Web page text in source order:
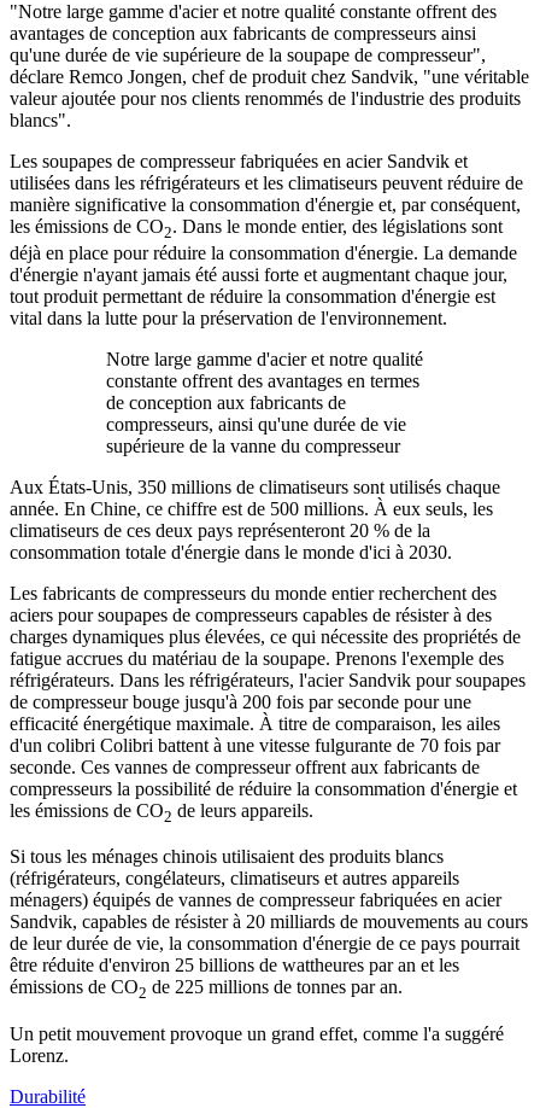
"Notre large gamme d'acier et notre qualité constante offrent des
avantages de conception aux fabricants de compresseurs ainsi
qu'une durée de vie supérieure de la soupape de compresseur",
déclare Remco Jongen, chef de produit chez Sandvik, "une véritable
valeur ajoutée pour nos clients renommés de l'industrie des produits
blancs".
Les soupapes de compresseur fabriquées en acier Sandvik et
utilisées dans les réfrigérateurs et les climatiseurs peuvent réduire de
manière significative la consommation d'énergie et, par conséquent,
les émissions de CO2. Dans le monde entier, des législations sont
déjà en place pour réduire la consommation d'énergie. La demande
d'énergie n'ayant jamais été aussi forte et augmentant chaque jour,
tout produit permettant de réduire la consommation d'énergie est
vital dans la lutte pour la préservation de l'environnement.
Notre large gamme d'acier et notre qualité
constante offrent des avantages en termes
de conception aux fabricants de
compresseurs, ainsi qu'une durée de vie
supérieure de la vanne du compresseur
Aux États-Unis, 350 millions de climatiseurs sont utilisés chaque
année. En Chine, ce chiffre est de 500 millions. À eux seuls, les
climatiseurs de ces deux pays représenteront 20 % de la
consommation totale d'énergie dans le monde d'ici à 2030.
Les fabricants de compresseurs du monde entier recherchent des
aciers pour soupapes de compresseurs capables de résister à des
charges dynamiques plus élevées, ce qui nécessite des propriétés de
fatigue accrues du matériau de la soupape. Prenons l'exemple des
réfrigérateurs. Dans les réfrigérateurs, l'acier Sandvik pour soupapes
de compresseur bouge jusqu'à 200 fois par seconde pour une
efficacité énergétique maximale. À titre de comparaison, les ailes
d'un colibri Colibri battent à une vitesse fulgurante de 70 fois par
seconde. Ces vannes de compresseur offrent aux fabricants de
compresseurs la possibilité de réduire la consommation d'énergie et
les émissions de CO2 de leurs appareils.
Si tous les ménages chinois utilisaient des produits blancs
(réfrigérateurs, congélateurs, climatiseurs et autres appareils
ménagers) équipés de vannes de compresseur fabriquées en acier
Sandvik, capables de résister à 20 milliards de mouvements au cours
de leur durée de vie, la consommation d'énergie de ce pays pourrait
être réduite d'environ 25 billions de wattheures par an et les
émissions de CO2 de 225 millions de tonnes par an.
Un petit mouvement provoque un grand effet, comme l'a suggéré
Lorenz.
Durabilité